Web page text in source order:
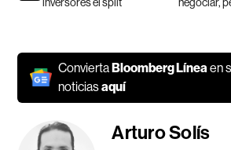
ConviertaBloomberg Línea en
noticiasaquí
Arturo Solís